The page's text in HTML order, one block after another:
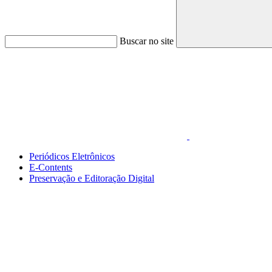
Buscar no site
Periódicos Eletrônicos
E-Contents
Preservação e Editoração Digital